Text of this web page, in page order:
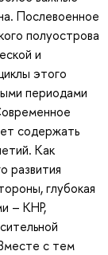
Послевоенное
полуострова
и
этого
периодами
содержать
Как
развития
глубокая
– КНР,
с тем